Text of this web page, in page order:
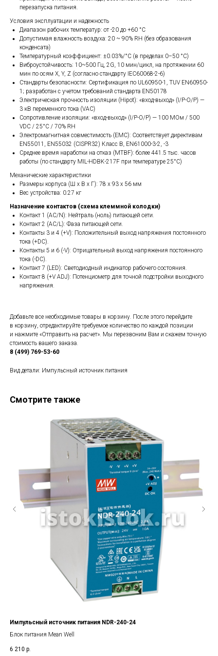
перезапуска питания.
Условия эксплуатации и надежность
Диапазон рабочих температур: от -20 до +60 °C
Допустимая влажность воздуха: 20 ~ 90% RH (без образования
конденсата)
Температурный коэффициент: ±0.03%/°C (в пределах 0–50 °C)
Виброустойчивость: 10~500 Гц, 2G, 10 мин/цикл, на протяжении 60
мин по осям X, Y, Z (согласно стандарту IEC60068-2-6)
Стандарты безопасности: Сертификация по UL60950-1, TUV EN60950-
1; разработан с учетом требований стандарта EN50178
Электрическая прочность изоляции (Hipot): «вход-выход» (I/P-O/P) —
3 кВ переменного тока (VAC)
Сопротивление изоляции: «вход-выход» (I/P-O/P) — 100 МОм / 500
VDC / 25°C / 70% RH
Электромагнитная совместимость (EMC): Соответствует директивам
EN55011, EN55032 (CISPR32) Класс B, EN61000-3-2, -3
Среднее время наработки на отказ (MTBF): более 441.5 тыс. часов
работы (по стандарту MIL-HDBK-217F при температуре 25°C)
Механические характеристики
Размеры корпуса (Ш х В х Г): 78 х 93 х 56 мм
Вес устройства: 0.27 кг
Назначение контактов (схема клеммной колодки)
Контакт 1 (AC/N): Нейтраль (ноль) питающей сети.
Контакт 2 (AC/L): Фаза питающей сети.
Контакты 3 и 4 (+V): Положительный выход напряжения постоянного
тока (+DC).
Контакты 5 и 6 (-V): Отрицательный выход напряжения постоянного
тока (-DC).
Контакт 7 (LED): Светодиодный индикатор рабочего состояния.
Контакт 8 (+V ADJ): Потенциометр для точной подстройки выходного
напряжения.
Добавьте все необходимые товары в корзину. После этого перейдите
в корзину, отредактируйте требуемое количество по каждой позиции
и нажмите «Отправить на расчет». Мы перезвоним Вам и скажем точную
стоимость вашего заказа.
8 (499) 769-53-60
Вид детали: Импульсный источник питания
Смотрите также
Импульсный источник питания NDR-240-24
Блок питания Mean Well
6 210 р.